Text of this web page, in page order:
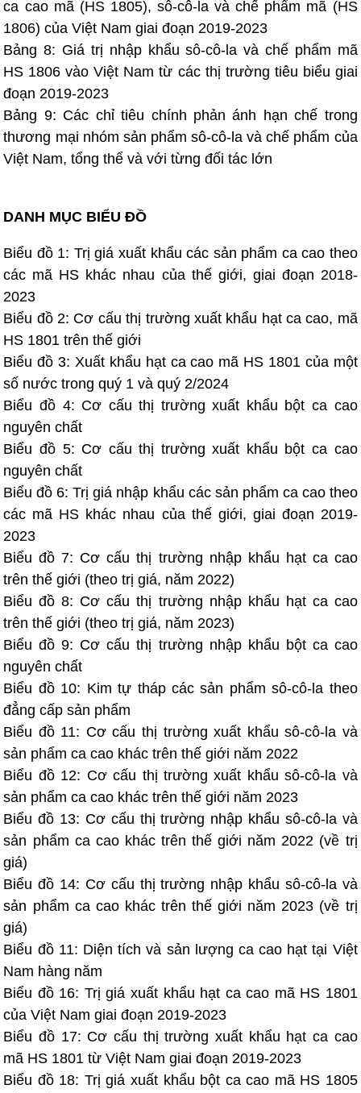
ca cao mã (HS 1805), sô-cô-la và chế phẩm mã (HS
1806) của Việt Nam giai đoạn 2019-2023
Bảng 8: Giá trị nhập khẩu sô-cô-la và chế phẩm mã
HS 1806 vào Việt Nam từ các thị trường tiêu biểu giai
đoạn 2019-2023
Bảng 9: Các chỉ tiêu chính phản ánh hạn chế trong
thương mại nhóm sản phẩm sô-cô-la và chế phẩm của
Việt Nam, tổng thể và với từng đối tác lớn
DANH MỤC BIỂU ĐỒ
Biểu đồ 1: Trị giá xuất khẩu các sản phẩm ca cao theo
các mã HS khác nhau của thế giới, giai đoạn 2018-
2023
Biểu đồ 2: Cơ cấu thị trường xuất khẩu hạt ca cao, mã
HS 1801 trên thế giới
Biểu đồ 3: Xuất khẩu hạt ca cao mã HS 1801 của một
số nước trong quý 1 và quý 2/2024
Biểu đồ 4: Cơ cấu thị trường xuất khẩu bột ca cao
nguyên chất
Biểu đồ 5: Cơ cấu thị trường xuất khẩu bột ca cao
nguyên chất
Biểu đồ 6: Trị giá nhập khẩu các sản phẩm ca cao theo
các mã HS khác nhau của thế giới, giai đoạn 2019-
2023
Biểu đồ 7: Cơ cấu thị trường nhập khẩu hạt ca cao
trên thế giới (theo trị giá, năm 2022)
Biểu đồ 8: Cơ cấu thị trường nhập khẩu hạt ca cao
trên thế giới (theo trị giá, năm 2023)
Biểu đồ 9: Cơ cấu thị trường nhập khẩu bột ca cao
nguyên chất
Biểu đồ 10: Kim tự tháp các sản phẩm sô-cô-la theo
đẳng cấp sản phẩm
Biểu đồ 11: Cơ cấu thị trường xuất khẩu sô-cô-la và
sản phẩm ca cao khác trên thế giới năm 2022
Biểu đồ 12: Cơ cấu thị trường xuất khẩu sô-cô-la và
sản phẩm ca cao khác trên thế giới năm 2023
Biểu đồ 13: Cơ cấu thị trường nhập khẩu sô-cô-la và
sản phẩm ca cao khác trên thế giới năm 2022 (về trị
giá)
Biểu đồ 14: Cơ cấu thị trường nhập khẩu sô-cô-la và
sản phẩm ca cao khác trên thế giới năm 2023 (về trị
giá)
Biểu đồ 11: Diện tích và sản lượng ca cao hạt tại Việt
Nam hàng năm
Biểu đồ 16: Trị giá xuất khẩu hạt ca cao mã HS 1801
của Việt Nam giai đoạn 2019-2023
Biểu đồ 17: Cơ cấu thị trường xuất khẩu hạt ca cao
mã HS 1801 từ Việt Nam giai đoạn 2019-2023
Biểu đồ 18: Trị giá xuất khẩu bột ca cao mã HS 1805